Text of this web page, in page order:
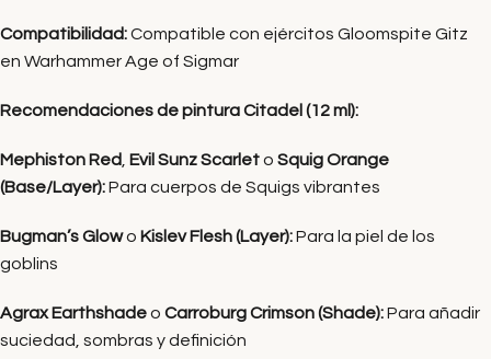
Compatibilidad:Compatible con ejércitos Gloomspite Gitz
en Warhammer Age of Sigmar
Recomendaciones de pintura Citadel (12 ml):
Mephiston Red Evil Sunz Scarleto Squig Orange
(Base/Layer):Para cuerpos de Squigs vibrantes
Bugman’s Glowo Kislev Flesh (Layer):Para la piel de los
goblins
Agrax Earthshadeo Carroburg Crimson (Shade):Para añadir
suciedad, sombras y definición